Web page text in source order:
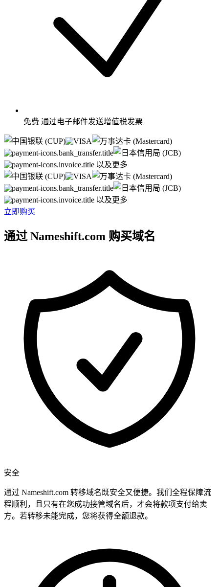
免费 通过电子邮件发送增值税发票
以及更多
以及更多
立即购买
通过 Nameshift.com 购买域名
安全
通过 Nameshift.com 转移域名既安全又便捷。我们全程保障流
程顺利，且只有在您成功接管域名后，才会将款项支付给卖
方。若转移未能完成，您将获得全额退款。